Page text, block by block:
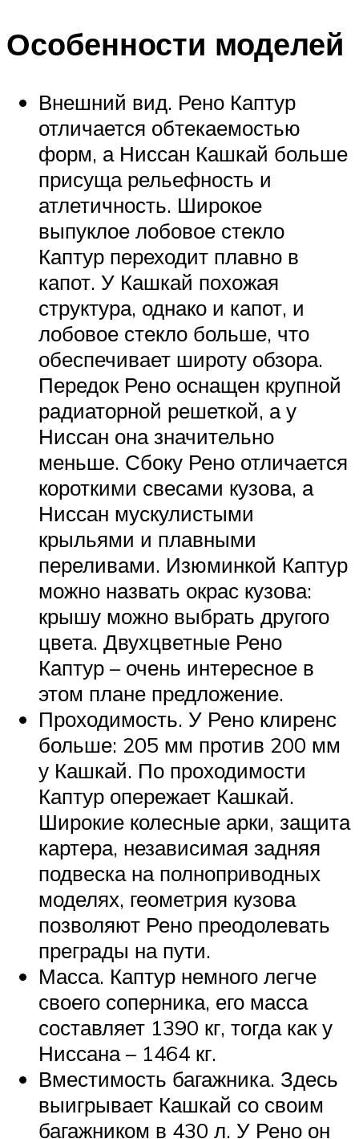
Особенности моделей
Внешний вид. Рено Каптур
отличается обтекаемостью
форм, а Ниссан Кашкай больше
присуща рельефность и
атлетичность. Широкое
выпуклое лобовое стекло
Каптур переходит плавно в
капот. У Кашкай похожая
структура, однако и капот, и
лобовое стекло больше, что
обеспечивает широту обзора.
Передок Рено оснащен крупной
радиаторной решеткой, а у
Ниссан она значительно
меньше. Сбоку Рено отличается
короткими свесами кузова, а
Ниссан мускулистыми
крыльями и плавными
переливами. Изюминкой Каптур
можно назвать окрас кузова:
крышу можно выбрать другого
цвета. Двухцветные Рено
Каптур – очень интересное в
этом плане предложение.
Проходимость. У Рено клиренс
больше: 205 мм против 200 мм
у Кашкай. По проходимости
Каптур опережает Кашкай.
Широкие колесные арки, защита
картера, независимая задняя
подвеска на полноприводных
моделях, геометрия кузова
позволяют Рено преодолевать
преграды на пути.
Масса. Каптур немного легче
своего соперника, его масса
составляет 1390 кг, тогда как у
Ниссана – 1464 кг.
Вместимость багажника. Здесь
выигрывает Кашкай со своим
багажником в 430 л. У Рено он